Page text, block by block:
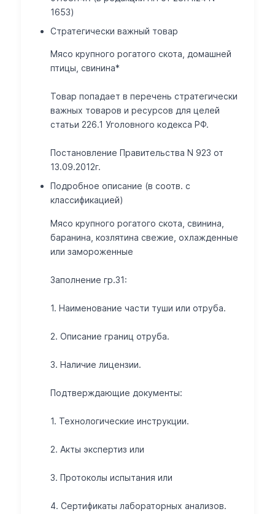
1653)
Стратегически важный товар
Мясо крупного рогатого скота, домашней
птицы, свинина*
Товар попадает в перечень стратегически
важных товаров и ресурсов для целей
статьи 226.1 Уголовного кодекса РФ.
Постановление Правительства N 923 от
13.09.2012г.
Подробное описание (в соотв. с
классификацией)
Мясо крупного рогатого скота, свинина,
баранина, козлятина свежие, охлажденные
или замороженные
Заполнение гр.31:
1. Наименование части туши или отруба.
2. Описание границ отруба.
3. Наличие лицензии.
Подтверждающие документы:
1. Технологические инструкции.
2. Акты экспертиз или
3. Протоколы испытания или
4. Сертификаты лабораторных анализов.